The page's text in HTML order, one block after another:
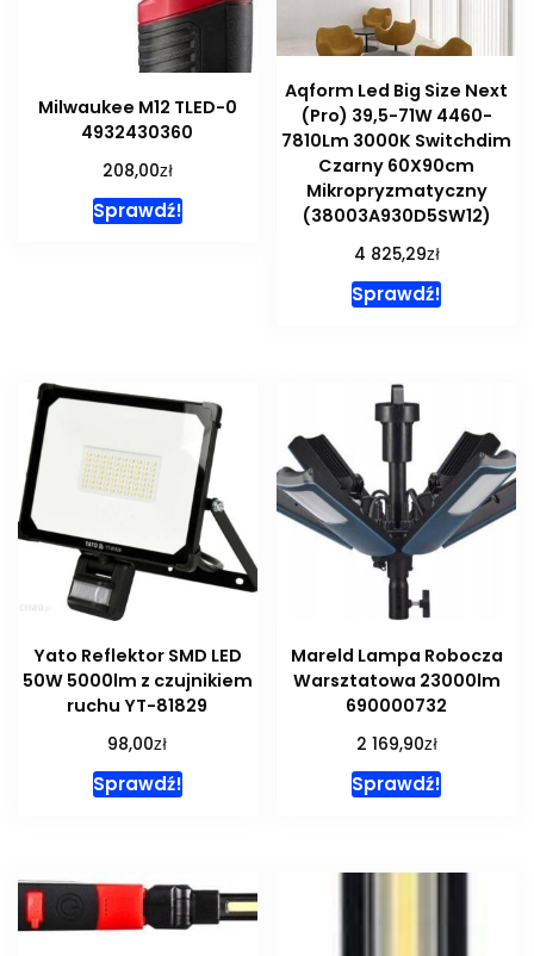
Milwaukee M12 TLED-0
4932430360
208,00zł
Sprawdź!
Aqform Led Big Size Next
(Pro) 39,5-71W 4460-
7810Lm 3000K Switchdim
Czarny 60X90cm
Mikropryzmatyczny
(38003A930D5SW12)
4 825,29zł
Sprawdź!
Yato Reflektor SMD LED
50W 5000lm z czujnikiem
ruchu YT-81829
98,00zł
Sprawdź!
Mareld Lampa Robocza
Warsztatowa 23000lm
690000732
2 169,90zł
Sprawdź!